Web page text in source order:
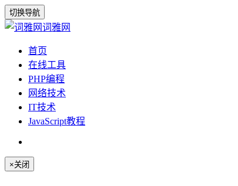
切换导航
词雅网
首页
在线工具
PHP编程
网络技术
IT技术
JavaScript教程
×关闭